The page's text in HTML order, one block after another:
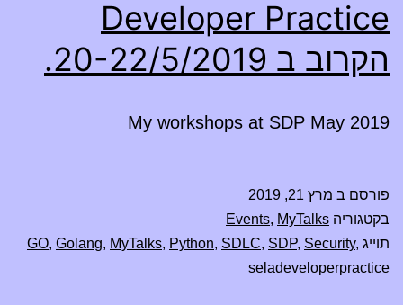
Developer Practice
הקרוב ב 20-22/5/2019.
My workshops at SDP May 2019
פורסם ב מרץ 21, 2019
בקטגוריה
Events, MyTalks
תוייג
GO, Golang, MyTalks, Python, SDLC, SDP, Security,
seladeveloperpractice